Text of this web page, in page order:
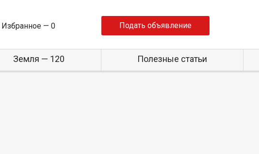
Избранное — 0 Подать объявление
Земля — 120 Полезные статьи